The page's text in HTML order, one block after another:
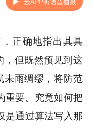
正确地指出其具
，但既然预见到这
未雨绸缪，将防范
重要。究竟如何把
是通过算法写入那